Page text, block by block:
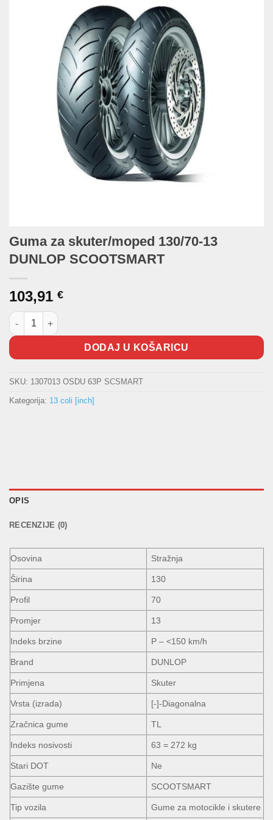
Guma za skuter/moped 130/70-13
DUNLOP SCOOTSMART
103,91 €
Guma za skuter/moped 130/70-13 DUNLOP SCOOTSMART
DODAJ U KOŠARICU
SKU: 1307013 OSDU 63P SCSMART
Kategorija: 13 coli [inch]
OPIS
RECENZIJE (0)
Osovina Stražnja
Širina 130
Profil 70
Promjer 13
Indeks brzine P – <150 km/h
Brand DUNLOP
Primjena Skuter
Vrsta (izrada) [-]-Diagonalna
Zračnica gume TL
Indeks nosivosti 63 = 272 kg
Stari DOT Ne
Gazište gume SCOOTSMART
Tip vozila Gume za motocikle i skutere